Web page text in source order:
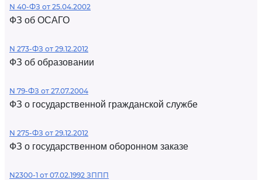
N 40-ФЗ от 25.04.2002
ФЗ об ОСАГО
N 273-ФЗ от 29.12.2012
ФЗ об образовании
N 79-ФЗ от 27.07.2004
ФЗ о государственной гражданской службе
N 275-ФЗ от 29.12.2012
ФЗ о государственном оборонном заказе
N2300-1 от 07.02.1992 ЗППП